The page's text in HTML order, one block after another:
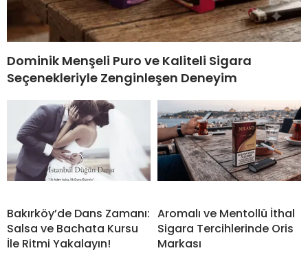
Dominik Menşeli Puro ve Kaliteli Sigara
Seçenekleriyle Zenginleşen Deneyim
Bakırköy’de Dans Zamanı:
Salsa ve Bachata Kursu
İle Ritmi Yakalayın!
Aromalı ve Mentollü İthal
Sigara Tercihlerinde Oris
Markası